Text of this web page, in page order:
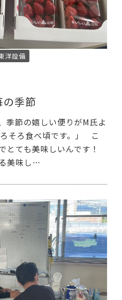
洋設備
季節
季節の嬉しい便りがM氏よ
そろ食べ頃です。」 こ
とても美味しいんです！
美味し…